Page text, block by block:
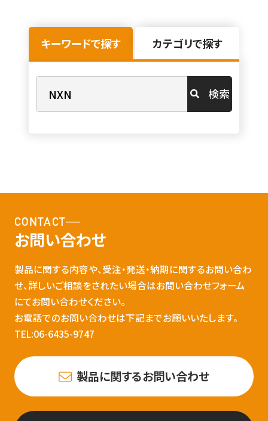
キーワードで探す カテゴリで探す
検索
CONTACT
お問い合わせ
製品に関する内容や、受注・発送・納期に関するお問い合わ
せ、詳しいご相談をされたい場合はお問い合わせフォーム
にてお問い合わせください。
お電話でのお問い合わせは下記までお願いいたします。
TEL:06-6435-9747
製品に関するお問い合わせ